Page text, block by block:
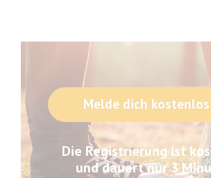
Melde dich
Die Registrierung ist
und dauert nur 3